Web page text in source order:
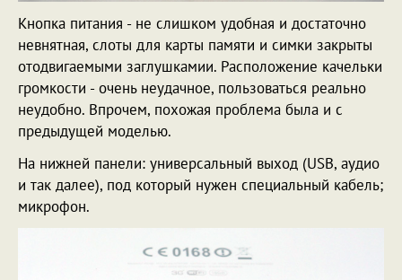
Кнопка питания - не слишком удобная и достаточно
невнятная, слоты для карты памяти и симки закрыты
отодвигаемыми заглушкамии. Расположение качельки
громкости - очень неудачное, пользоваться реально
неудобно. Впрочем, похожая проблема была и с
предыдущей моделью.
На нижней панели: универсальный выход (USB, аудио
и так далее), под который нужен специальный кабель;
микрофон.